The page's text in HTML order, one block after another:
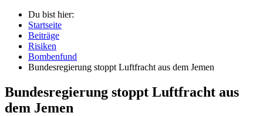
Du bist hier:
Startseite
Beiträge
Risiken
Bombenfund
Bundesregierung stoppt Luftfracht aus dem Jemen
Bundesregierung stoppt Luftfracht aus
dem Jemen